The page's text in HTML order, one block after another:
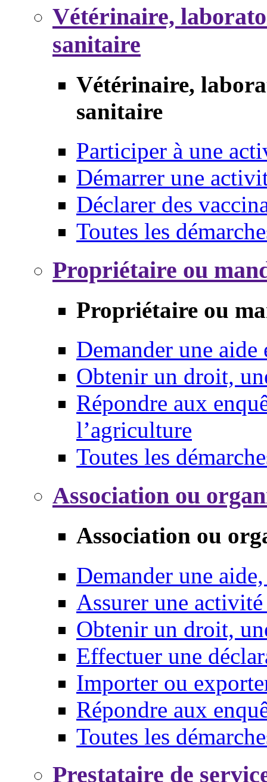
Vétérinaire,
sanitaire
Vétérinaire,
sanitaire
Participer à une
Démarrer une
Déclarer des
Toutes les
Propriétaire ou
Propriétaire ou
Demander une aide
Obtenir un droit,
Répondre aux
l’agriculture
Toutes les
Association ou
Association ou
Demander une
Assurer une
Obtenir un droit,
Effectuer une
Importer ou
Répondre aux
Toutes les
Prestataire de